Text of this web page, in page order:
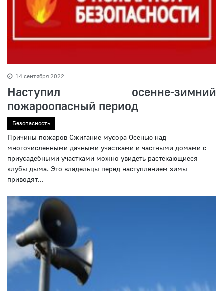
14 сентября 2022
Наступил осенне-зимний
пожароопасный период
Безопасность
Причины пожаров Сжигание мусора Осенью над
многочисленными дачными участками и частными домами с
приусадебными участками можно увидеть растекающиеся
клубы дыма. Это владельцы перед наступлением зимы
приводят...